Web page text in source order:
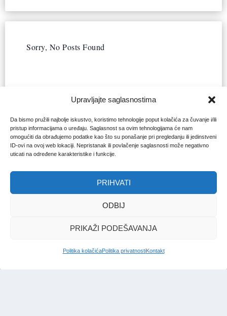
Upravljajte saglasnostima
Da bismo pružili najbolje iskustvo, koristimo tehnologije poput kolačića za čuvanje i/ili
pristup informacijama o uređaju. Saglasnost sa ovim tehnologijama će nam
omogućiti da obrađujemo podatke kao što su ponašanje pri pregledanju ili jedinstveni
ID-ovi na ovoj web lokaciji. Nepristanak ili povlačenje saglasnosti može negativno
uticati na određene karakteristike i funkcije.
PRIHVATI
ODBIJ
PRIKAŽI PODEŠAVANJA
Politika kolačićaPolitika privatnostiKontakt
Sorry, No Posts Found